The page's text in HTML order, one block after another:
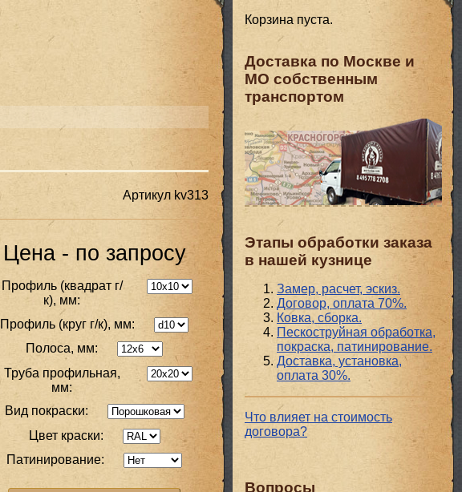
Артикул kv313
Цена - по запросу
Профиль (квадрат г/
к), мм:
Профиль (круг г/к), мм:
Полоса, мм:
Труба профильная,
мм:
Вид покраски:
Цвет краски:
Патинирование:
Корзина пуста.
Доставка по Москве и
МО собственным
транспортом
Этапы обработки заказа
в нашей кузнице
Замер, расчет, эскиз.
Договор, оплата 70%.
Ковка, сборка.
Пескоструйная обработка,
покраска, патинирование.
Доставка, установка,
оплата 30%.
Что влияет на стоимость
договора?
Вопросы